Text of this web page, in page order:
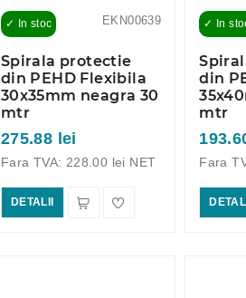
EKN00639
✓ In stoc
Spirala protectie
din PEHD Flexibila
30x35mm neagra 30
mtr
275.88 lei
Fara TVA: 228.00 lei NET
DETALII
✓ In
din
mtr
Fara
DETALII